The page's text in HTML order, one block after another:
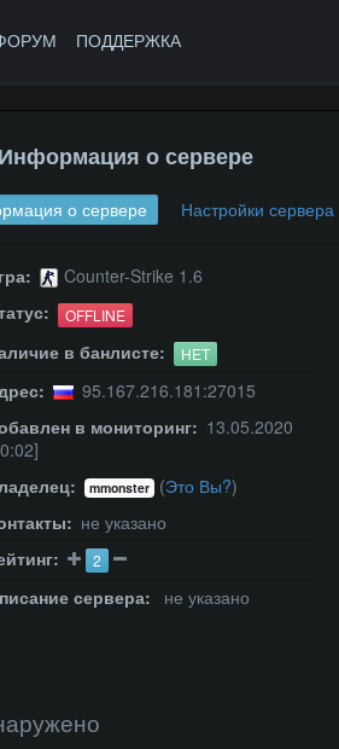
ПОДДЕРЖКА
о сервере
о сервере Настройки сервера
Counter-Strike 1.6
OFFLINE
в банлисте: НЕТ
95.167.216.181:27015
в мониторинг: 13.05.2020
mmonster (Это Вы?)
не указано
2
сервера: не указано